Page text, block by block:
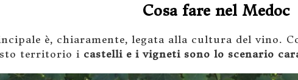
Cosa fare nel Medoc
è, chiaramente, legata alla cultura del vino.
territorio i castelli e i vigneti sono lo scenario